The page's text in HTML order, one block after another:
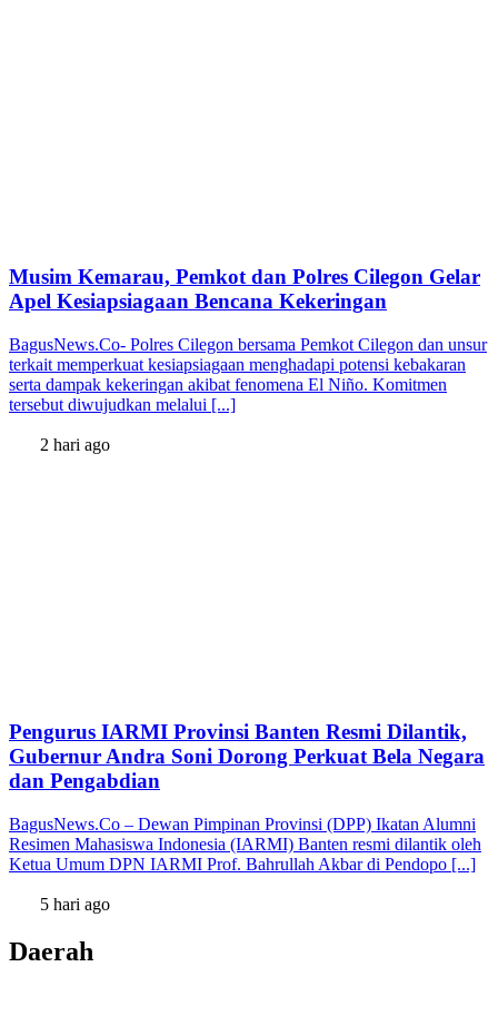
Musim Kemarau, Pemkot dan Polres Cilegon Gelar
Apel Kesiapsiagaan Bencana Kekeringan
BagusNews.Co- Polres Cilegon bersama Pemkot Cilegon dan unsur
terkait memperkuat kesiapsiagaan menghadapi potensi kebakaran
serta dampak kekeringan akibat fenomena El Niño. Komitmen
tersebut diwujudkan melalui [...]
2 hari ago
Pengurus IARMI Provinsi Banten Resmi Dilantik,
Gubernur Andra Soni Dorong Perkuat Bela Negara
dan Pengabdian
BagusNews.Co – Dewan Pimpinan Provinsi (DPP) Ikatan Alumni
Resimen Mahasiswa Indonesia (IARMI) Banten resmi dilantik oleh
Ketua Umum DPN IARMI Prof. Bahrullah Akbar di Pendopo [...]
5 hari ago
Daerah